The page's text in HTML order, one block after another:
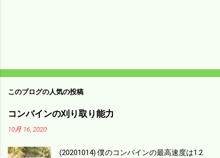
このブログの人気の投稿
コンバインの刈り取り能力
10月 16, 2020
(20201014) 僕のコンバインの最高速度は1.2